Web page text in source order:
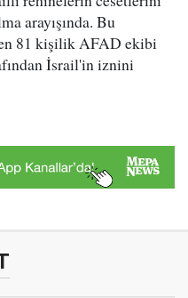
arayışında. Bu
81 kişilik AFAD ekibi
İsrail'in iznini